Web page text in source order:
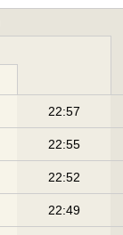
22:57
22:55
22:52
22:49